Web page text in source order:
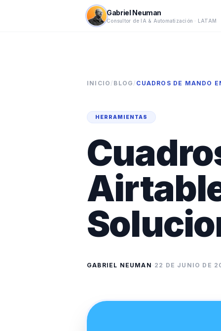
Gabriel Neuman
Consultor de IA & Automatización · LATAM
INICIO / BLOG / CUADROS DE MANDO
HERRAMIENTAS
GABRIEL NEUMAN · 22 DE JUNIO DE